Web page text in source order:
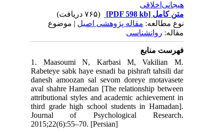
هیجانی‌اخلاقی
متن کامل[PDF 598 kb]
نوع مطالعه:مقاله پژوهشی اصیل| موضوع
مقاله:روانشناسی
فهرست منابع
1. Maasoumi N, Karbasi M, Vakilian M.
Rabeteye sabk haye esnadi ba pishraft tahsili dar
danesh amoozan sal sevom doreye motavasete
aval shahre Hamedan [The relationship between
attributional styles and academic achievement in
third grade high school students in Hamadan].
Journal of Psychological Research.
2015;22(6):55–70. [Persian]